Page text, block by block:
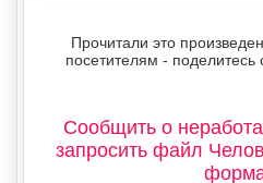
Прочитали это
посетителям -
Сообщить о
запросить файл